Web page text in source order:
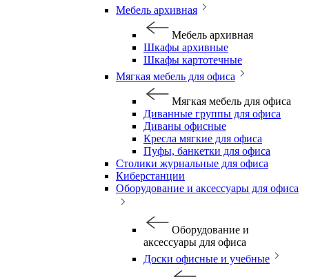
Мебель архивная
Мебель архивная
Шкафы архивные
Шкафы картотечные
Мягкая мебель для офиса
Мягкая мебель для офиса
Диванные группы для офиса
Диваны офисные
Кресла мягкие для офиса
Пуфы, банкетки для офиса
Столики журнальные для офиса
Киберстанции
Оборудование и аксессуары для офиса
Оборудование и
аксессуары для офиса
Доски офисные и учебные